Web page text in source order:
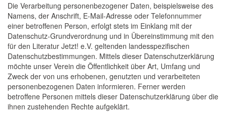
Die Verarbeitung personenbezogener Daten, beispielsweise des
Namens, der Anschrift, E-Mail-Adresse oder Telefonnummer
einer betroffenen Person, erfolgt stets im Einklang mit der
Datenschutz-Grundverordnung und in Übereinstimmung mit den
für den Literatur Jetzt! e.V. geltenden landesspezifischen
Datenschutzbestimmungen. Mittels dieser Datenschutzerklärung
möchte unser Verein die Öffentlichkeit über Art, Umfang und
Zweck der von uns erhobenen, genutzten und verarbeiteten
personenbezogenen Daten informieren. Ferner werden
betroffene Personen mittels dieser Datenschutzerklärung über die
ihnen zustehenden Rechte aufgeklärt.